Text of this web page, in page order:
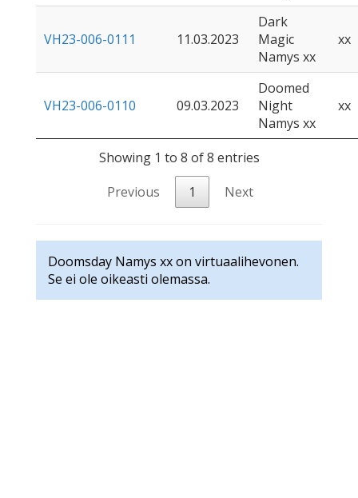
VH23-006-0111 11.03.2023
Dark
Magic
Namys xx
xx
VH23-006-0110 09.03.2023
Doomed
Night
Namys xx
xx
Showing 1 to 8 of 8 entries
Previous
1 Next
Doomsday Namys xx on virtuaalihevonen.
Se ei ole oikeasti olemassa.